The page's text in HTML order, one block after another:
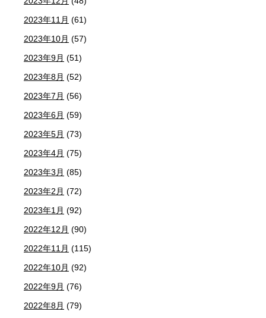
2023年11月 (61)
2023年10月 (57)
2023年9月 (51)
2023年8月 (52)
2023年7月 (56)
2023年6月 (59)
2023年5月 (73)
2023年4月 (75)
2023年3月 (85)
2023年2月 (72)
2023年1月 (92)
2022年12月 (90)
2022年11月 (115)
2022年10月 (92)
2022年9月 (76)
2022年8月 (79)